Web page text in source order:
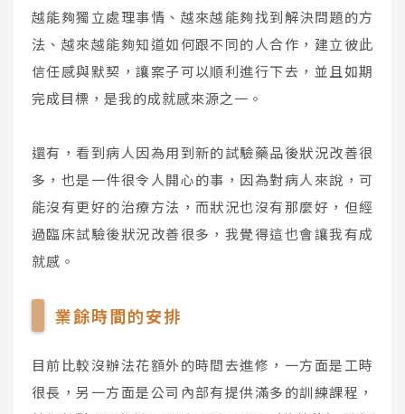
越能夠獨立處理事情、越來越能夠找到解決問題的方
法、越來越能夠知道如何跟不同的人合作，建立彼此
信任感與默契，讓案子可以順利進行下去，並且如期
完成目標，是我的成就感來源之一。
還有，看到病人因為用到新的試驗藥品後狀況改善很
多，也是一件很令人開心的事，因為對病人來說，可
能沒有更好的治療方法，而狀況也沒有那麼好，但經
過臨床試驗後狀況改善很多，我覺得這也會讓我有成
就感。
業餘時間的安排
目前比較沒辦法花額外的時間去進修，一方面是工時
很長，另一方面是公司內部有提供滿多的訓練課程，